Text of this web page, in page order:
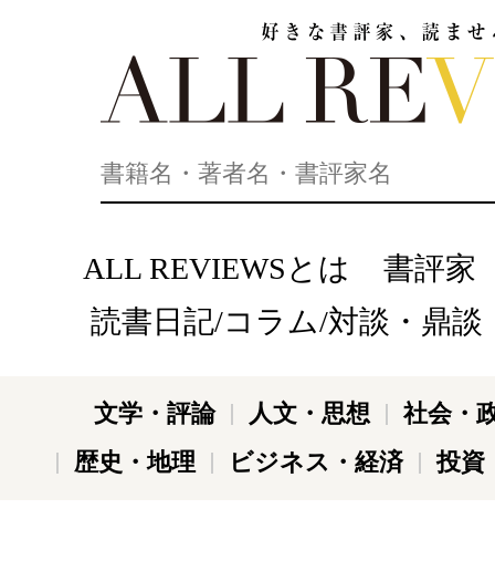
ALL REVIEWSとは
書評家
読書日記/コラム/対談・鼎談
文学・評論 人文・思想
社会・
歴史・地理
ビジネス・経済 投資